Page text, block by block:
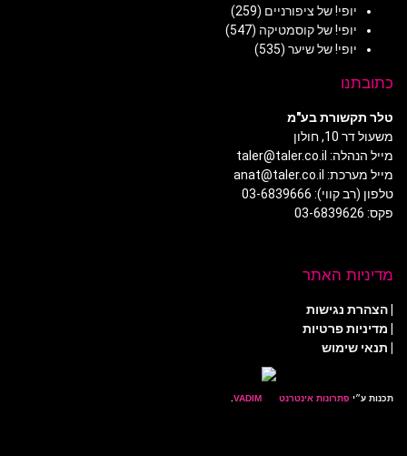
יופי! של ציפורניים (259)
יופי! של קוסמטיקה (547)
יופי! של שיער (535)
כתובתנו
טלר תקשורת בע"מ
משעול דר 10, חולון
מייל הנהלה: taler@taler.co.il
מייל מערכת: anat@taler.co.il
טלפון (רב קווי): 03-6839666
פקס: 03-6839626
מדיניות האתר
הצהרת נגישות
מדיניות פרטיות
| תנאי שימוש
תכנות ע״י פתרונות אינטרנט